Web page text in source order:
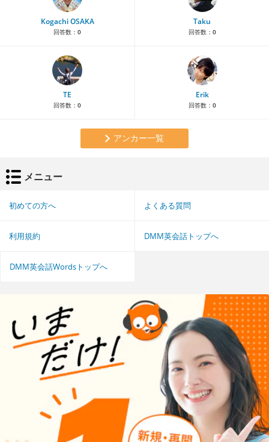
Kogachi OSAKA
回答数： 0
Taku
回答数： 0
TE
回答数： 0
Erik
回答数： 0
アンカー一覧
メニュー
初めての方へ よくある質問
利用規約 DMM英会話トップへ
DMM英会話Wordsトップへ